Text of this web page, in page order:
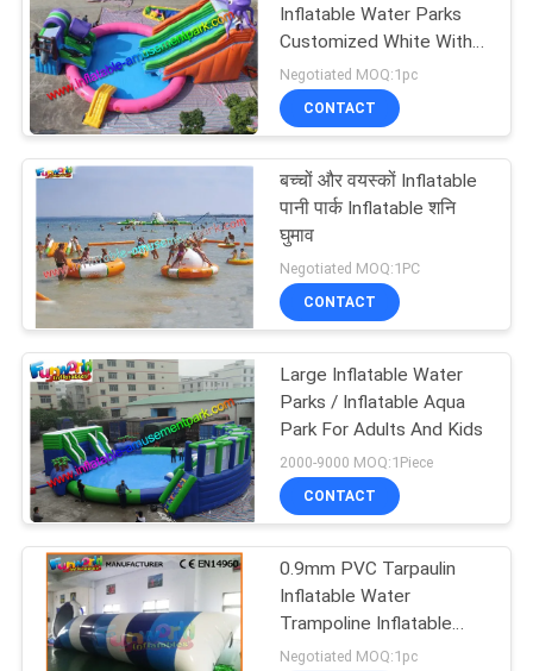
Inflatable Water Parks
Customized White With
680w Pump
Negotiated MOQ:1pc
CONTACT
बच्चों और वयस्कों Inflatable
पानी पार्क Inflatable शनि
घुमाव
Negotiated MOQ:1PC
CONTACT
Large Inflatable Water
Parks / Inflatable Aqua
Park For Adults And Kids
2000-9000 MOQ:1Piece
CONTACT
0.9mm PVC Tarpaulin
Inflatable Water
Trampoline Inflatable
Jumping Pillow
Negotiated MOQ:1pc